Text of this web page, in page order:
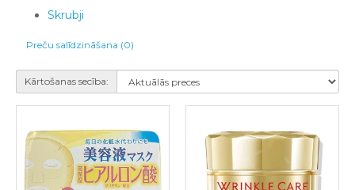
Skrubji
Preču salīdzināšana (0)
Kārtošanas secība: